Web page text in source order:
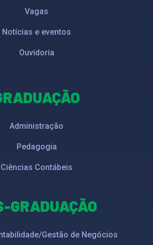
Vagas
Notícias e eventos
Ouvidoria
Administração
Pedagogia
Ciências Contábeis
GRADUAÇÃO
Gestão de Negócios